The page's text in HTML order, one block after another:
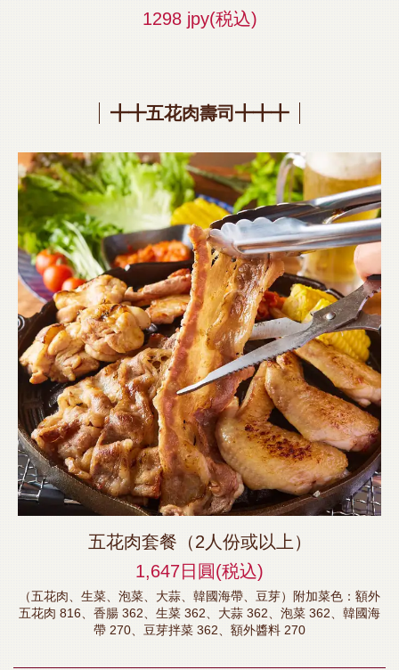
1298 jpy(税込)
╋╋五花肉壽司╋╋╋
五花肉套餐（2人份或以上）
1,647日圓(税込)
（五花肉、生菜、泡菜、大蒜、韓國海帶、豆芽）附加菜色：額外
五花肉 816、香腸 362、生菜 362、大蒜 362、泡菜 362、韓國海
帶 270、豆芽拌菜 362、額外醬料 270